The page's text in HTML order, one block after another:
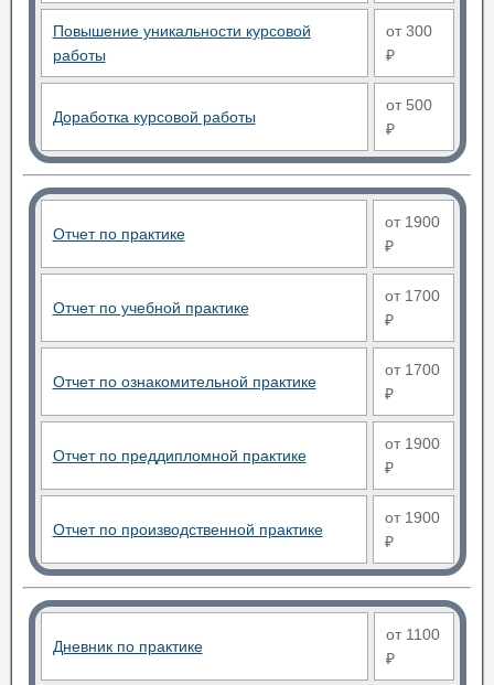
Повышение уникальности курсовой
работы
от 300
₽
Доработка курсовой работы
от 500
₽
Отчет по практике
от 1900
₽
Отчет по учебной практике
от 1700
₽
Отчет по ознакомительной практике
от 1700
₽
Отчет по преддипломной практике
от 1900
₽
Отчет по производственной практике
от 1900
₽
Дневник по практике
от 1100
₽